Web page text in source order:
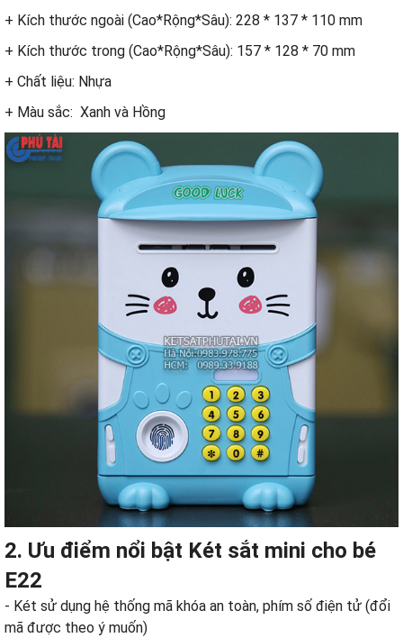
+ Kích thước ngoài (Cao*Rộng*Sâu): 228 * 137 * 110 mm
+ Kích thước trong (Cao*Rộng*Sâu): 157 * 128 * 70 mm
+ Chất liệu: Nhựa
+ Màu sắc: Xanh và Hồng
2. Ưu điểm nổi bật Két sắt mini cho bé
E22
- Két sử dụng hệ thống mã khóa an toàn, phím số điện tử (đổi
mã được theo ý muốn)